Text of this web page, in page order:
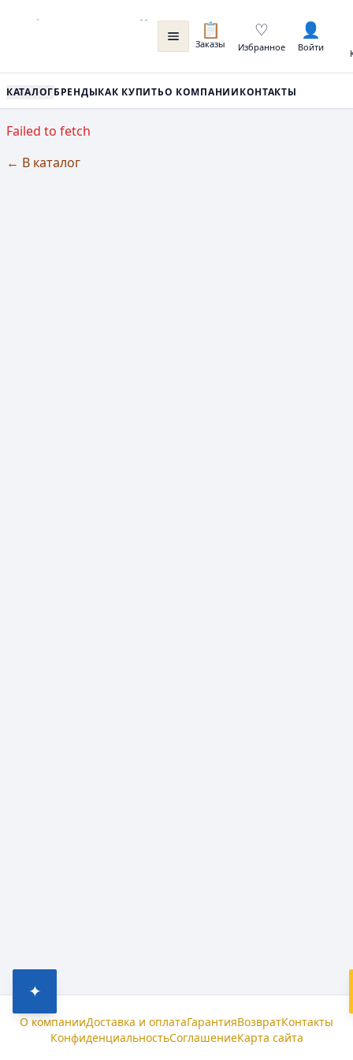
📋
Заказы
♡
Избранное
👤
Войти
КАТАЛОГБРЕНДЫКАК КУПИТЬО КОМПАНИИКОНТАКТЫ
Failed to fetch
← В каталог
✦
О компанииДоставка и оплатаГарантияВозвратКонтакты
КонфиденциальностьСоглашениеКарта сайта